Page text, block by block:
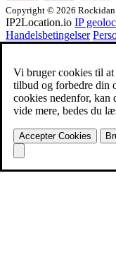
Copyright © 2026 Rockidan
IP2Location.io IP
Handelsbetingelser
Vi bruger cookies til at
tilbud og forbedre din
cookies nedenfor,
vide mere, bedes du
Accepter Cookies